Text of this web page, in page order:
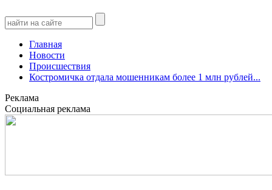
Главная
Новости
Происшествия
Костромичка отдала мошенникам более 1 млн рублей...
Реклама
Социальная реклама